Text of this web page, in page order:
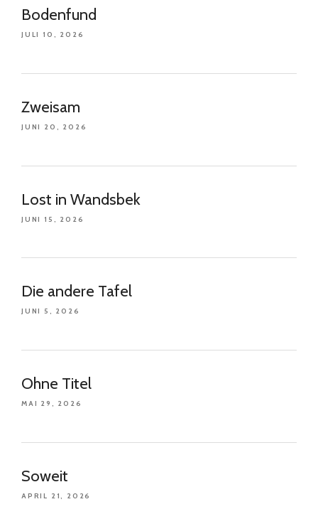
Bodenfund
JULI 10, 2026
Zweisam
JUNI 20, 2026
Lost in Wandsbek
JUNI 15, 2026
Die andere Tafel
JUNI 5, 2026
Ohne Titel
MAI 29, 2026
Soweit
APRIL 21, 2026